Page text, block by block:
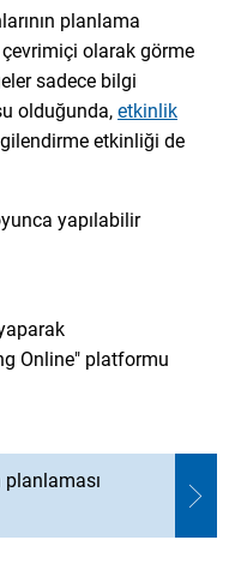
planlama
olarak görme
sadece bilgi
olduğunda, etkinlik
etkinliği de
yapılabilir
Online" platformu